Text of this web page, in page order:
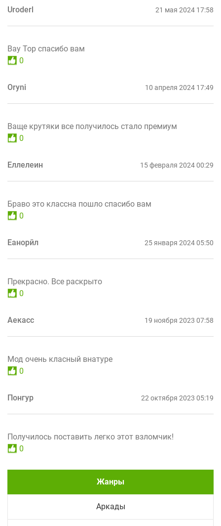
Uroderl 21 мая 2024 17:58
Вау Тор спасибо вам
0
Oryni 10 апреля 2024 17:49
Ваще крутяки все получилось стало премиум
0
Еллелеин 15 февраля 2024 00:29
Браво это классна пошло спасибо вам
0
Еанорйл 25 января 2024 05:50
Прекрасно. Все раскрыто
0
Аекасс 19 ноября 2023 07:58
Мод очень класный внатуре
0
Понгур 22 октября 2023 05:19
Получилось поставить легко этот взломчик!
0
Жанры
Аркады